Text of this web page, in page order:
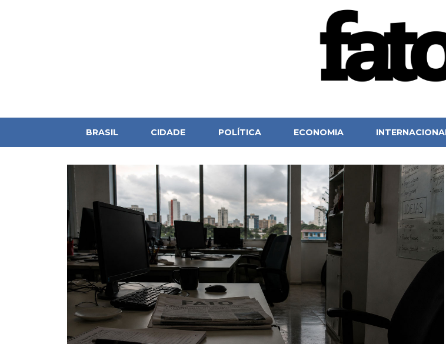
BRASIL CIDADE POLÍTICA ECONOMIA